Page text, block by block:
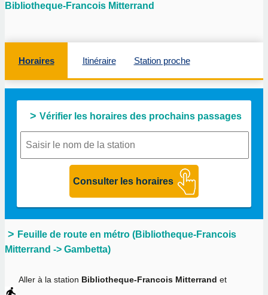
Bibliotheque-Francois Mitterrand
Horaires Itinéraire Station proche
Vérifier les horaires des prochains passages
Feuille de route en métro (Bibliotheque-Francois
Mitterrand -> Gambetta)
Aller à la station Bibliotheque-Francois Mitterrand et